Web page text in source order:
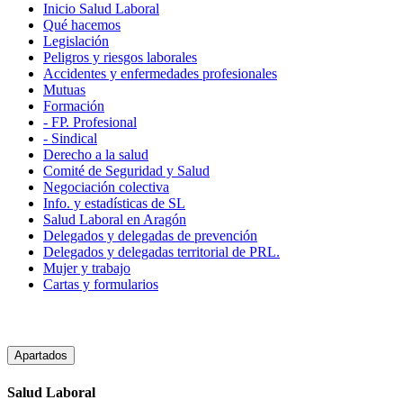
Inicio Salud Laboral
Qué hacemos
Legislación
Peligros y riesgos laborales
Accidentes y enfermedades profesionales
Mutuas
Formación
- FP. Profesional
- Sindical
Derecho a la salud
Comité de Seguridad y Salud
Negociación colectiva
Info. y estadísticas de SL
Salud Laboral en Aragón
Delegados y delegadas de prevención
Delegados y delegadas territorial de PRL.
Mujer y trabajo
Cartas y formularios
Apartados
Salud Laboral